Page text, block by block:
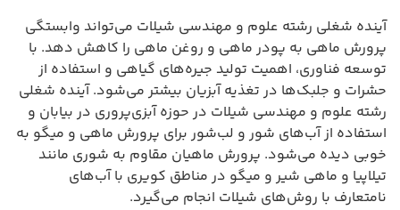
آینده شغلی رشته علوم و مهندسی شیلات می‌تواند وابستگی
پرورش ماهی به پودر ماهی و روغن ماهی را کاهش دهد. با
توسعه فناوری، اهمیت تولید جیره‌های گیاهی و استفاده از
حشرات و جلبک‌ها در تغذیه آبزیان بیشتر می‌شود. آینده شغلی
رشته علوم و مهندسی شیلات در حوزه آبزی‌پروری در بیابان و
استفاده از آب‌های شور و لب‌شور برای پرورش ماهی و میگو به
خوبی دیده می‌شود. پرورش ماهیان مقاوم به شوری مانند
تیلاپیا و ماهی شیر و میگو در مناطق کویری با آب‌های
نامتعارف با روش‌های شیلات انجام می‌گیرد.